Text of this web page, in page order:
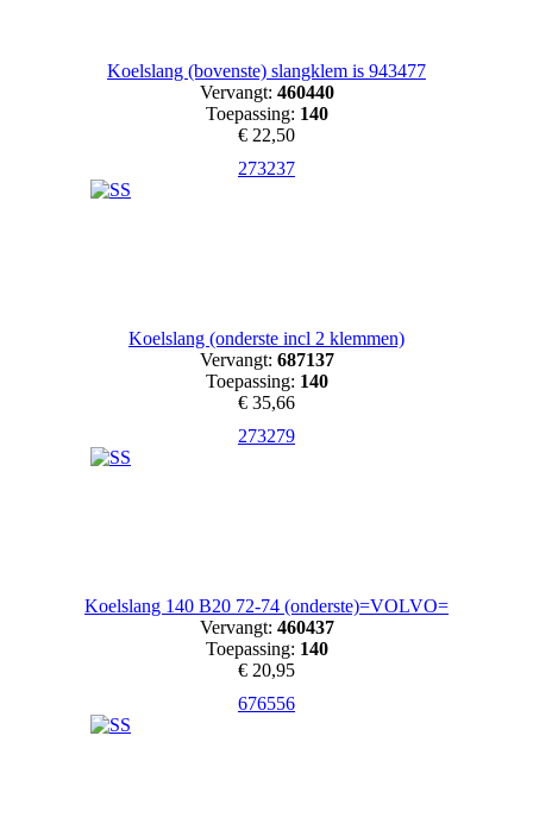
Koelslang (bovenste) slangklem is 943477
Vervangt: 460440
Toepassing: 140
€ 22,50
273237
Koelslang (onderste incl 2 klemmen)
Vervangt: 687137
Toepassing: 140
€ 35,66
273279
Koelslang 140 B20 72-74 (onderste)=VOLVO=
Vervangt: 460437
Toepassing: 140
€ 20,95
676556